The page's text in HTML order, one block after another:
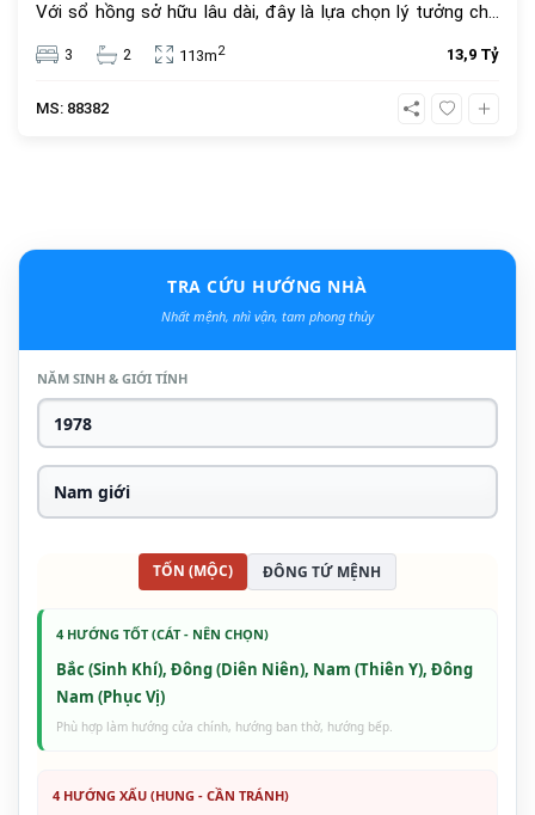
Với sổ hồng sở hữu lâu dài, đây là lựa chọn lý tưởng cho
an cư và đầu tư. Giá bán 13.9 tỷ đồng, vị trí trung tâm, tiện
ích đầy đủ.
3 2 113m2 13,9 Tỷ
MS: 88382
TRA CỨU HƯỚNG NHÀ
Nhất mệnh, nhì vận, tam phong thủy
NĂM SINH & GIỚI TÍNH
TỐN (MỘC) ĐÔNG TỨ MỆNH
4 HƯỚNG TỐT (CÁT - NÊN CHỌN)
Bắc (Sinh Khí), Đông (Diên Niên), Nam (Thiên Y), Đông
Nam (Phục Vị)
Phù hợp làm hướng cửa chính, hướng ban thờ, hướng bếp.
4 HƯỚNG XẤU (HUNG - CẦN TRÁNH)